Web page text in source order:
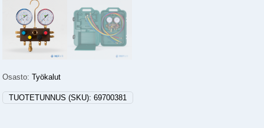
Osasto:Työkalut
TUOTETUNNUS (SKU):69700381